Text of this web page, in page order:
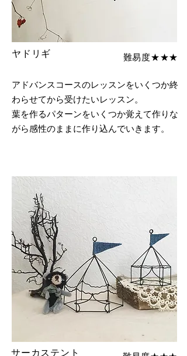
ヤドリギ 難易度★★★
アドバンスコースのレッスンをいくつか終
わらせてから受けたいレッスン。
​葉を作るパターンをいくつか覚えて作りな
がら感性のままに作り込んでいきます。
​サーカステント